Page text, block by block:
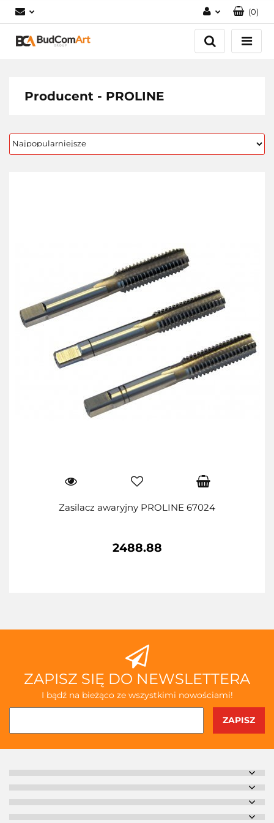
Zaloguj się
Zgody cookies
(0)
Producent - PROLINE
Zasilacz awaryjny PROLINE 67024
2488.88
ZAPISZ SIĘ DO NEWSLETTERA
I bądź na bieżąco ze wszystkimi nowościami!